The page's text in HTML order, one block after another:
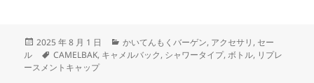
投
稿
日:
2025 年 8 月 1 日
カ
テ
かいてんもくバーゲン, アクセサリ , セー
ル
タ
グ
CAMELBAK, キャメルバック, シャワータイプ,ボトル, リプレ
ースメントキャップ